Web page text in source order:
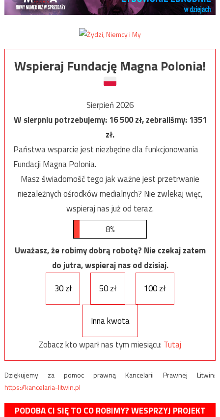
Wspieraj Fundację Magna Polonia!
Sierpień 2026
W sierpniu potrzebujemy:16 500zł, zebraliśmy:1351
zł.
Państwa wsparcie jest niezbędne dla funkcjonowania
Fundacji Magna Polonia.
Masz świadomość tego jak ważne jest przetrwanie
niezależnych ośrodków medialnych? Nie zwlekaj więc,
wspieraj nas już od teraz.
8%
Uważasz, że robimy dobrą robotę? Nie czekaj zatem
do jutra, wspieraj nas od dzisiaj.
30 zł
50 zł 100 zł
Inna kwota
Zobacz kto wparł nas tym miesiącu: Tutaj
Dziękujemy za pomoc prawną Kancelarii Prawnej Litwin:
https://kancelaria-litwin.pl
PODOBA CI SIĘ TO CO ROBIMY? WESPRZYJ PROJEKT